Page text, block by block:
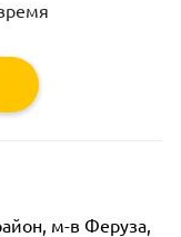
м-в Феруза,